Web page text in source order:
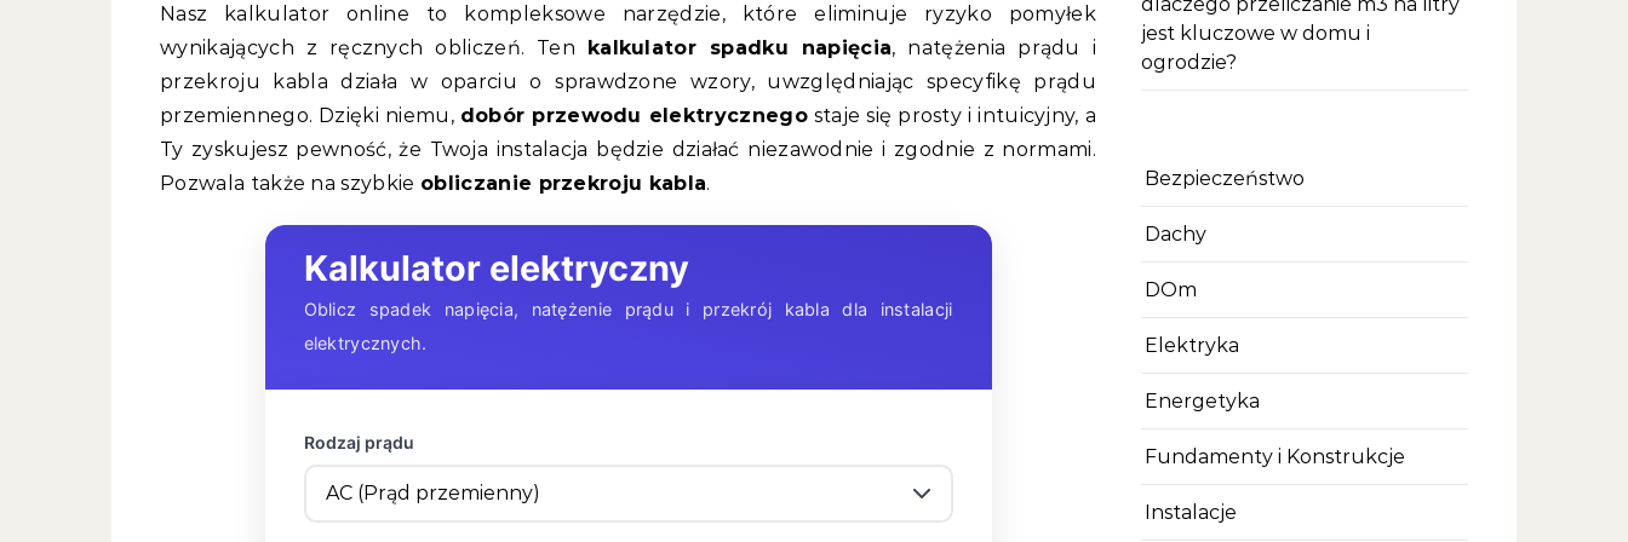
Nasz kalkulator online to kompleksowe narzędzie, które eliminuje ryzyko pomyłek
wynikających z ręcznych obliczeń. Ten kalkulator spadku napięcia, natężenia prądu i
przekroju kabla działa w oparciu o sprawdzone wzory, uwzględniając specyfikę prądu
przemiennego. Dzięki niemu, dobór przewodu elektrycznegostaje się prosty i intuicyjny, a
Ty zyskujesz pewność, że Twoja instalacja będzie działać niezawodnie i zgodnie z normami.
Pozwala także na szybkie obliczanie przekroju kabla.
Kalkulator elektryczny
Oblicz spadek napięcia, natężenie prądu i przekrój kabla dla instalacji
elektrycznych.
Rodzaj prądu
jest kluczowe w domu i
ogrodzie?
Bezpieczeństwo
Dachy
DOm
Elektryka
Energetyka
Fundamenty i Konstrukcje
Instalacje